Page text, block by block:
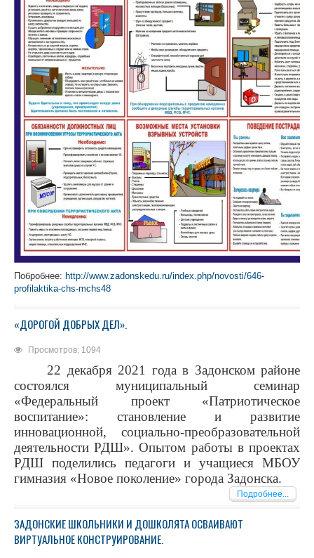
Побробнее: http://www.zadonskedu.ru/index.php/novosti/646-
profilaktika-chs-mchs48
«ДОРОГОЙ ДОБРЫХ ДЕЛ».
Просмотров: 1094
22 декабря 2021 года в Задонском районе
состоялся муниципальный семинар
«Федеральный проект «Патриотическое
воспитание»: становление и развитие
инновационной, социально-преобразовательной
деятельности РДШ». Опытом работы в проектах
РДШ поделились педагоги и учащиеся МБОУ
гимназия «Новое поколение» города Задонска.
Подробнее...
ЗАДОНСКИЕ ШКОЛЬНИКИ И ДОШКОЛЯТА ОСВАИВАЮТ
ВИРТУАЛЬНОЕ КОНСТРУИРОВАНИЕ.